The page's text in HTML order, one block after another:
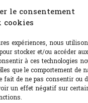
le consentement
cookies
expériences, nous
stocker et/ou accéder
à ces technologies
que le comportement de
fait de ne pas consentir ou
un effet négatif sur
CHR à « l’heure espagnole
est dangereux